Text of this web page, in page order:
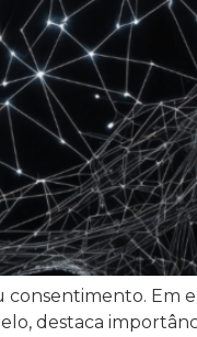
consentimento. Em
destaca